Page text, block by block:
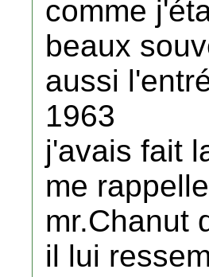
comme
beaux
aussi
1963
j'avais fait
me
mr.Chanut
il lui